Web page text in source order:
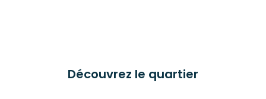
Découvrez le quartier